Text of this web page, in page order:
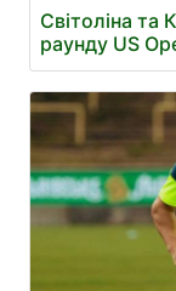
Світоліна
раунду US